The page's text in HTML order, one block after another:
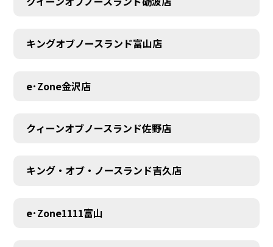
キングオブノースランド富山店
e･Zone金沢店
クィーンオブノースランド佐野店
キング・オブ・ノースランド吉久店
e･Zone1111富山